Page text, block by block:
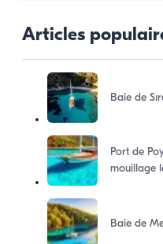
Articles
Baie de
Port de
mouillage
Baie de